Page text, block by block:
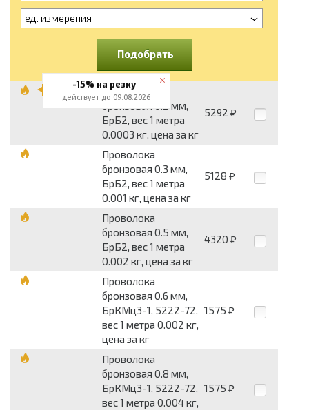
ед. измерения
Подобрать
Проволока
бронзовая 0.2 мм,
БрБ2, вес 1 метра
0.0003 кг, цена за кг
5292 ₽
Проволока
бронзовая 0.3 мм,
БрБ2, вес 1 метра
0.001 кг, цена за кг
5128 ₽
Проволока
бронзовая 0.5 мм,
БрБ2, вес 1 метра
0.002 кг, цена за кг
4320 ₽
Проволока
бронзовая 0.6 мм,
БрКМц3-1, 5222-72,
вес 1 метра 0.002 кг,
цена за кг
1575 ₽
Проволока
бронзовая 0.8 мм,
БрКМц3-1, 5222-72,
вес 1 метра 0.004 кг,
1575 ₽
-15% на резку
действует до 09.08.2026